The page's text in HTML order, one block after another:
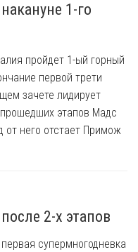
1-го
пройдет 1-ый горный
первой трети
зачете лидирует
этапов Мадс
от него отстает Примож
2-х этапов
супермногодневка